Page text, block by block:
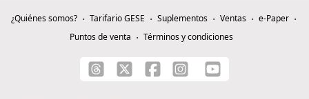
¿Quiénes somos? Tarifario GESE Suplementos Ventas
e-Paper
Puntos de venta
Términos y condiciones